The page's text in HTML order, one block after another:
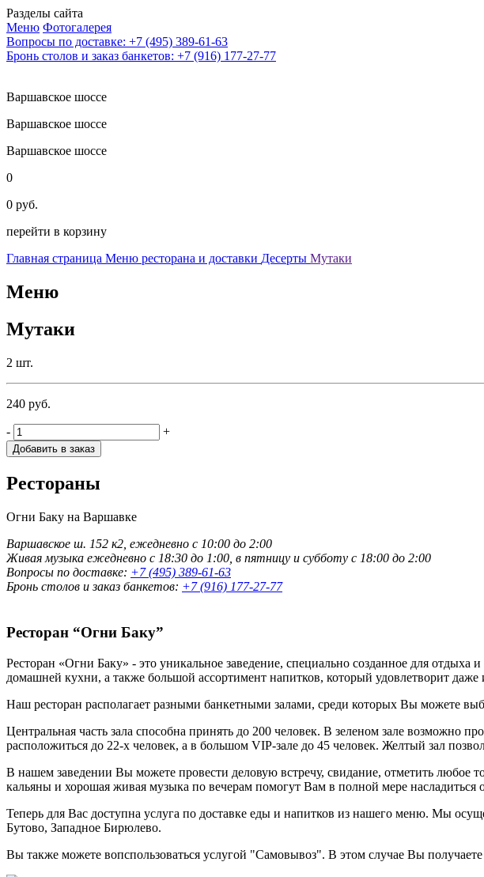
Разделы сайта
Меню Фотогалерея
Вопросы по доставке: +7 (495) 389-61-63
Бронь столов и заказ банкетов: +7 (916) 177-27-77
Варшавское шоссе
Варшавское шоссе
Варшавское шоссе
0
0 руб.
перейти в корзину
Главная страница Меню ресторана и доставки Десерты Мутаки
Меню
Мутаки
2 шт.
240 руб.
- +
Добавить в заказ
Рестораны
Огни Баку на Варшавке
Варшавское ш. 152 к2, ежедневно с 10:00 до 2:00
Живая музыка ежедневно с 18:30 до 1:00, в пятницу и субботу с 18:00 до 2:00
Вопросы по доставке: +7 (495) 389-61-63
Бронь столов и заказ банкетов: +7 (916) 177-27-77
Ресторан “Огни Баку”
Ресторан «Огни Баку» - это уникальное заведение, специально созданное для
домашней кухни, а также большой ассортимент напитков, который удовлетворит
Наш ресторан располагает разными банкетными залами, среди которых Вы можете
Центральная часть зала способна принять до 200 человек. В зеленом зале возможно
расположиться до 22-х человек, а в большом VIP-зале до 45 человек. Желтый зал
В нашем заведении Вы можете провести деловую встречу, свидание, отметить любое
кальяны и хорошая живая музыка по вечерам помогут Вам в полной мере насладиться
Теперь для Вас доступна услуга по доставке еды и напитков из нашего меню. Мы
Бутово, Западное Бирюлево.
Вы также можете вопспользоваться услугой "Самовывоз". В этом случае Вы